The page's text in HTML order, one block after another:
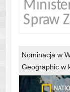
Nominacja w
Geographic w